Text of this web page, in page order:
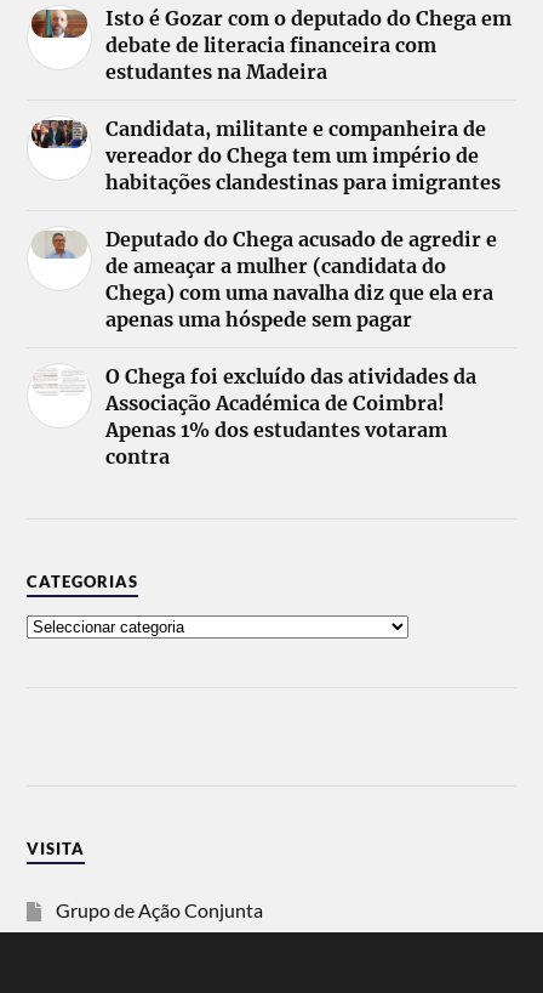
Isto é Gozar com o deputado do Chega em
debate de literacia financeira com
estudantes na Madeira
Candidata, militante e companheira de
vereador do Chega tem um império de
habitações clandestinas para imigrantes
Deputado do Chega acusado de agredir e
de ameaçar a mulher (candidata do
Chega) com uma navalha diz que ela era
apenas uma hóspede sem pagar
O Chega foi excluído das atividades da
Associação Académica de Coimbra!
Apenas 1% dos estudantes votaram
contra
CATEGORIAS
VISITA
Grupo de Ação Conjunta